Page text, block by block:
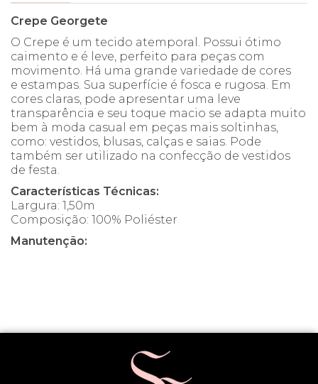
Crepe Georgete
O Crepe é um tecido atemporal. Possui ótimo
caimento e é leve, perfeito para peças com
movimento. Há uma grande variedade de cores
e estampas. Sua superfície é fosca e rugosa. Em
cores claras, pode apresentar uma leve
transparência e seu toque macio se adapta muito
bem à moda casual em peças mais soltinhas,
como: vestidos, blusas, calças e saias. Pode
também ser utilizado na confecção de vestidos
de festa.
Características Técnicas:
Largura: 1,50m
Composição: 100% Poliéster
Manutenção: